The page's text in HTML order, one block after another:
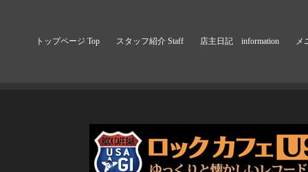
トップページ Top スタッフ紹介 Staff 店主日記 information メ